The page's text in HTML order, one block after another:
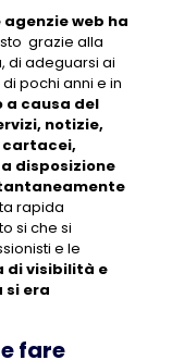
web ha
grazie alla
di adeguarsi ai
pochi anni e in
a causa del
notizie,
cartacei,
disposizione
rapida
si che si
e le
di visibilità e
si era
fare